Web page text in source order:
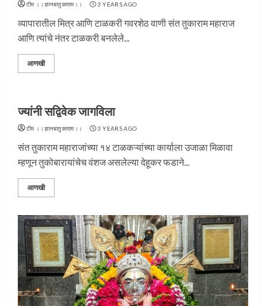
टीम ।।ज्ञानबातुकाराम।। 3 YEARS AGO
व्यापारातील मित्र आणि टाळकरी गवरशेठ वाणी संत तुकाराम महाराज
आणि त्यांचे नंतर टाळकरी बनलेले...
आणखी
ज्यांनी सद्विवेक जागविला
टीम ।।ज्ञानबातुकाराम।। 3 YEARS AGO
संत तुकाराम महाराजांच्या १४ टाळकऱ्यांच्या कार्याला उजाळा मिळावा
म्हणून तुकोबारायांचेच वंशज असलेल्या देहूकर फडाने...
आणखी